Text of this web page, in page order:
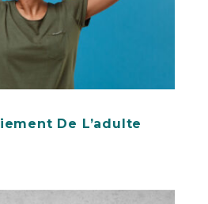
De L’adulte